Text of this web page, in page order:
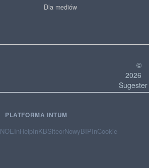
Dla mediów
©
2026
Sugester
PLATFORMA INTUM
NOEInHelpInKBSiteorNowyBIPInCookie